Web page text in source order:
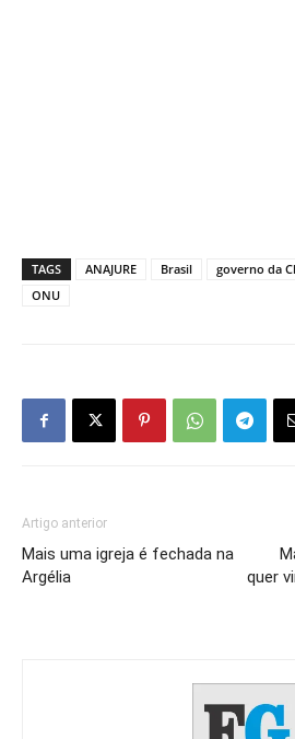
TAGS ANAJURE Brasil governo da
ONU
Artigo anterior
Mais uma igreja é fechada na
Argélia
quer